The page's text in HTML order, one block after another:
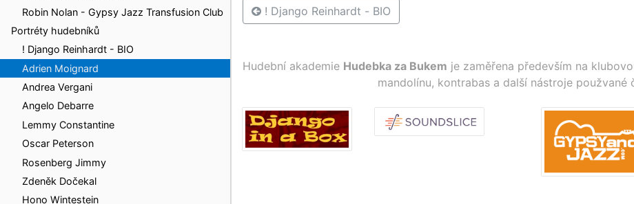
Robin Nolan - Gypsy Jazz Transfusion Club
Portréty hudebníků
! Django Reinhardt - BIO
Adrien Moignard
Andrea Vergani
Angelo Debarre
Lemmy Constantine
Oscar Peterson
Rosenberg Jimmy
Zdeněk Dočekal
Hono Wintestein
! Django Reinhardt - BIO
Hudební akademie Hudebka za Bukem je zaměřena především na
mandolínu, kontrabas a další nástroje použvané